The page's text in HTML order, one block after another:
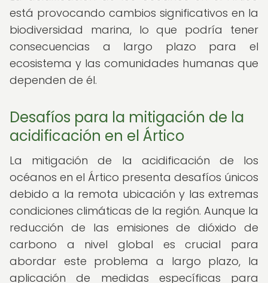
está provocando cambios significativos en la
biodiversidad marina, lo que podría tener
consecuencias a largo plazo para el
ecosistema y las comunidades humanas que
dependen de él.
Desafíos para la mitigación de la
acidificación en el Ártico
La mitigación de la acidificación de los
océanos en el Ártico presenta desafíos únicos
debido a la remota ubicación y las extremas
condiciones climáticas de la región. Aunque la
reducción de las emisiones de dióxido de
carbono a nivel global es crucial para
abordar este problema a largo plazo, la
aplicación de medidas específicas para